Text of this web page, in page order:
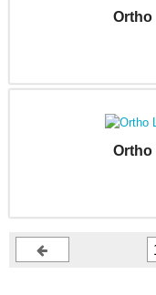
Ortho
Ortho